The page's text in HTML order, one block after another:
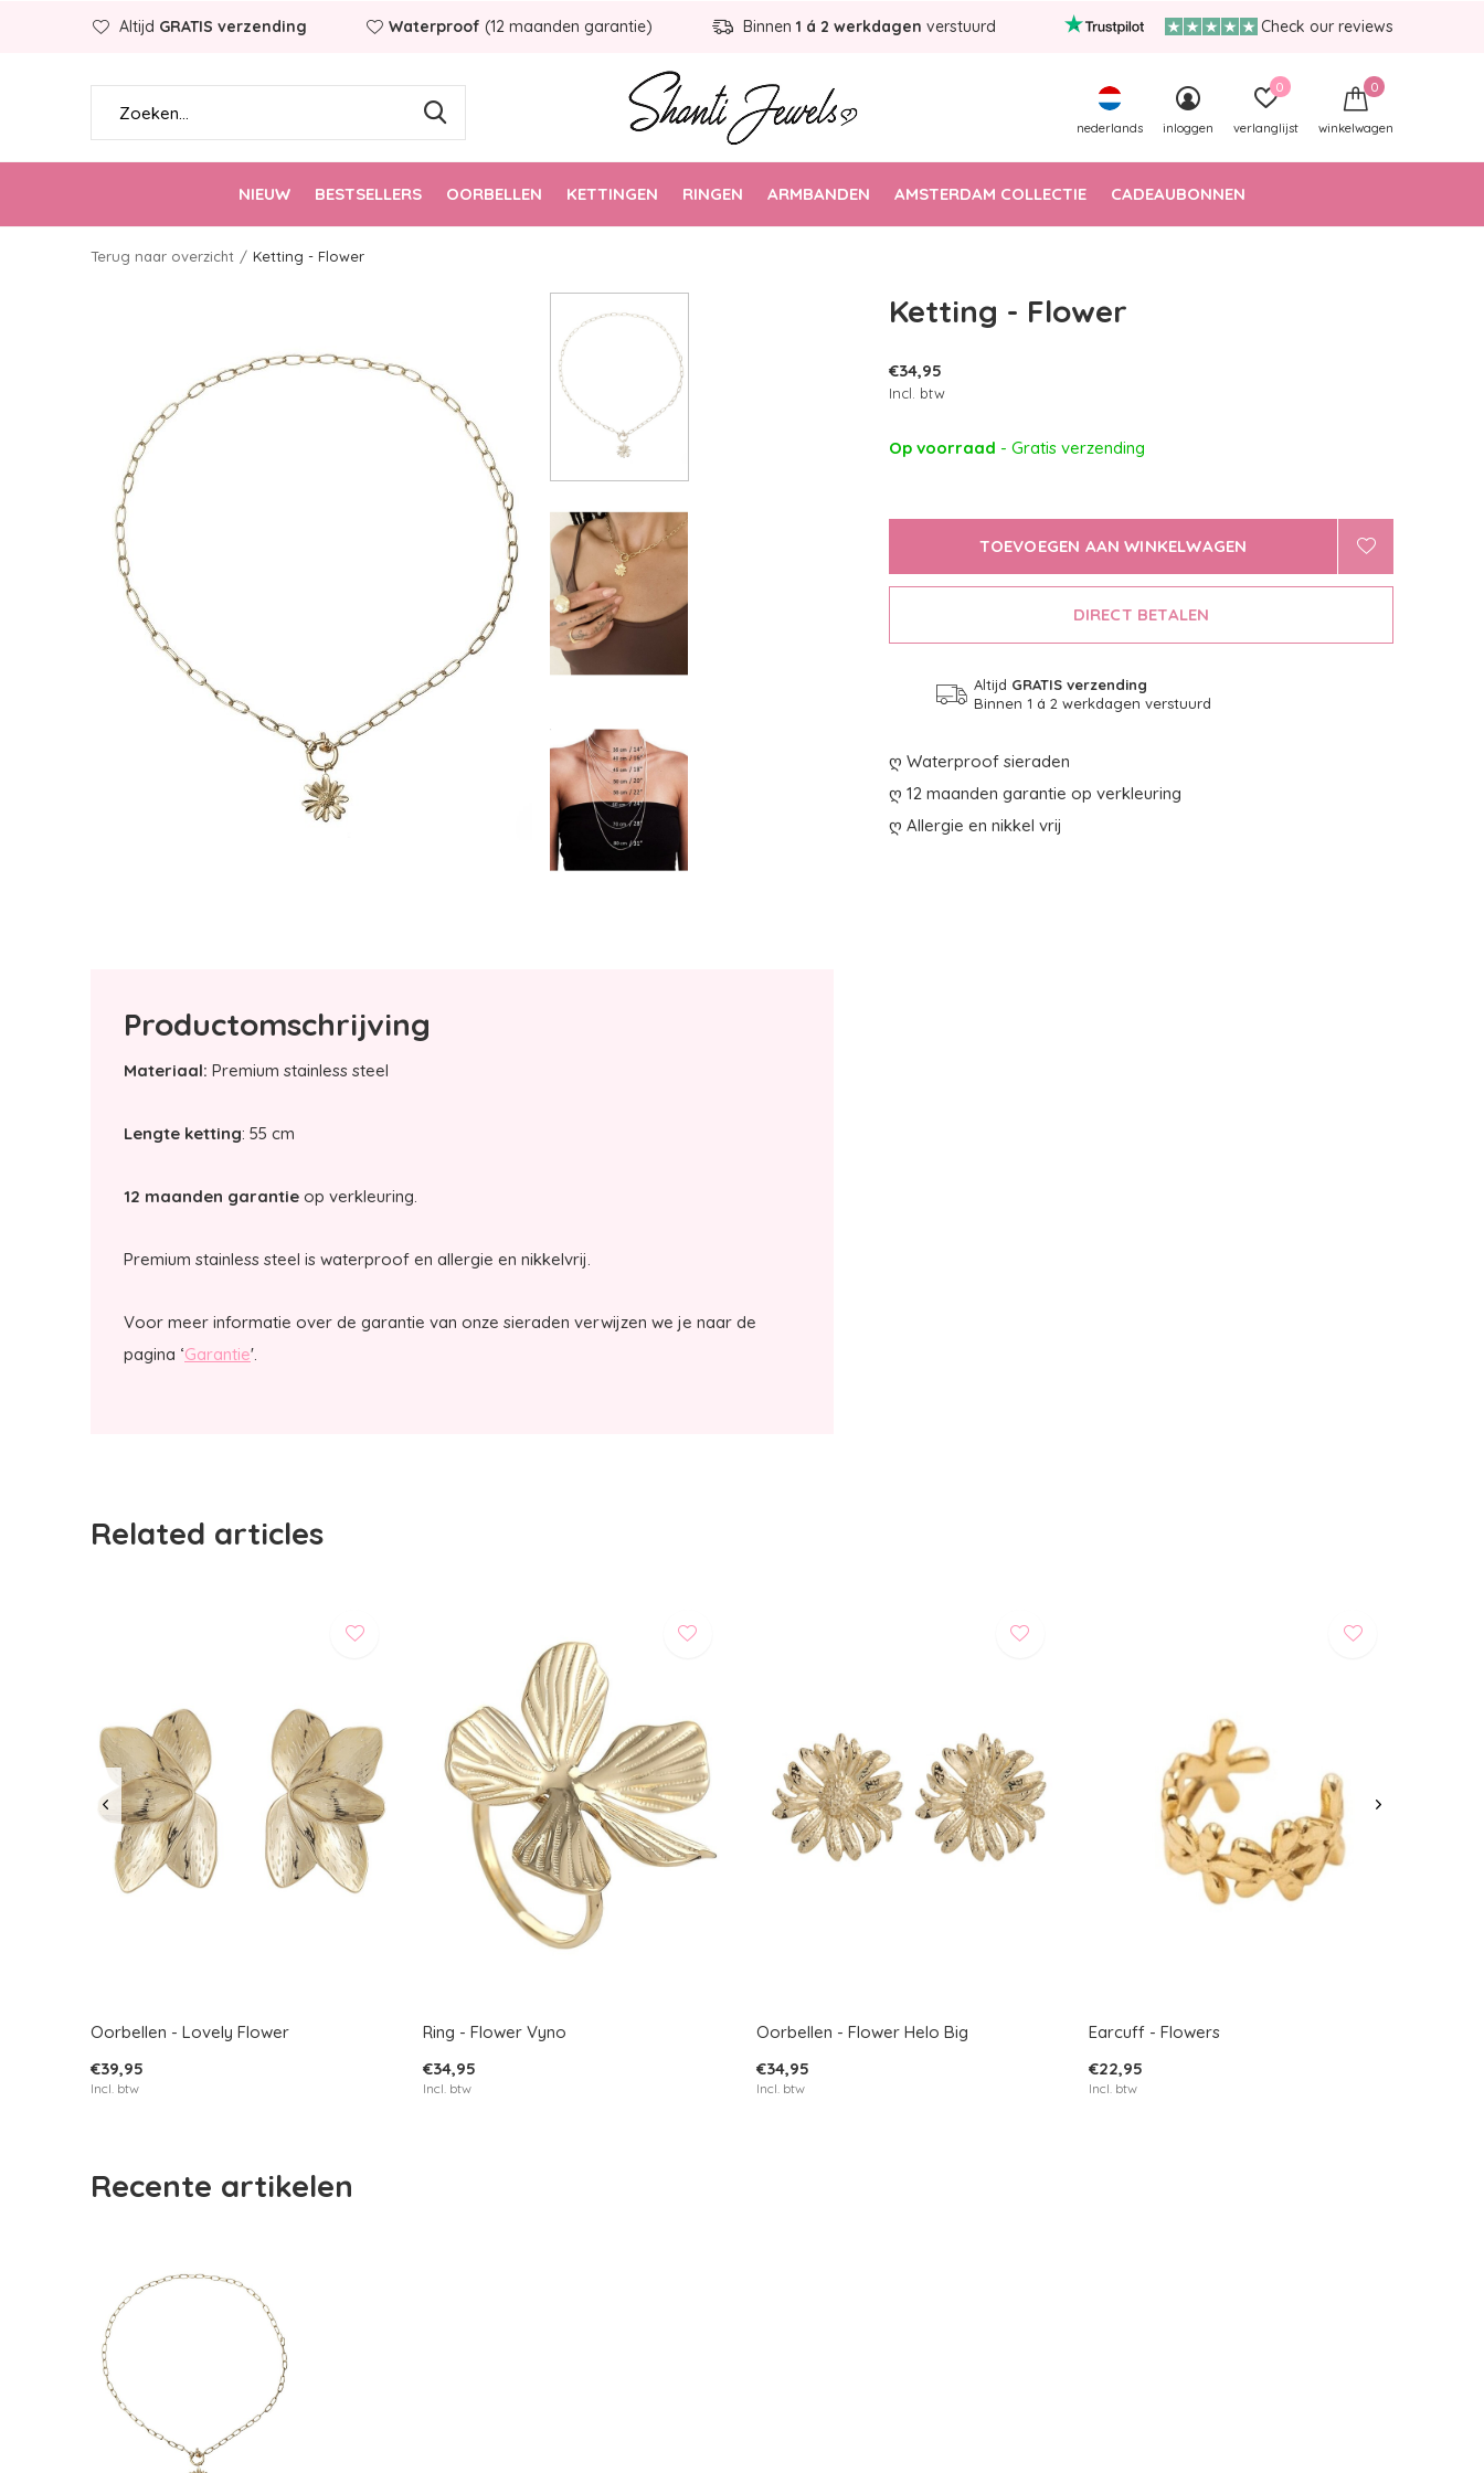
NIEUW BESTSELLERS OORBELLEN KETTINGEN RINGEN ARMBANDEN AMSTERDAM COLLECTIE CADEAUBONNEN
nederlands inloggen verlanglijst
0
winkelwagen
0
Altijd GRATIS verzending Waterproof (12 maanden garantie) Binnen 1 á 2 werkdagen verstuurd Check our reviews
Terug naar overzicht Ketting - Flower
Ketting - Flower
€34,95
Incl. btw
Op voorraad - Gratis verzending
TOEVOEGEN AAN WINKELWAGEN
DIRECT BETALEN
Altijd GRATIS verzending
Binnen 1 á 2 werkdagen verstuurd
ღ Waterproof sieraden
ღ 12 maanden garantie op verkleuring
ღ Allergie en nikkel vrij
Productomschrijving
Materiaal: Premium stainless steel
Lengte ketting: 55 cm
12 maanden garantie op verkleuring.
Premium stainless steel is waterproof en allergie en nikkelvrij.
Voor meer informatie over de garantie van onze sieraden verwijzen we je naar de
pagina ‘Garantie'.
Related articles
Oorbellen - Lovely Flower
€39,95
Incl. btw
Ring - Flower Vyno
€34,95
Incl. btw
Oorbellen - Flower Helo Big
€34,95
Incl. btw
Earcuff - Flowers
€22,95
Incl. btw
Recente artikelen